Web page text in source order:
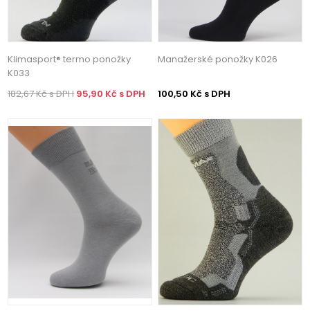
Klimasport® termo ponožky
K033
182,67 Kč s DPH 95,90 Kč s DPH
Manažerské ponožky K026
100,50 Kč s DPH